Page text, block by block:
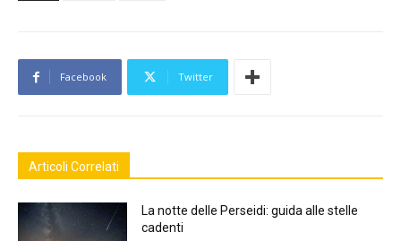
Facebook Twitter
Articoli Correlati
La notte delle Perseidi: guida alle stelle
cadenti